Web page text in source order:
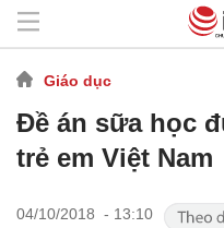
Giáo dục
Đề án sữa học
trẻ em Việt Nam
04/10/2018 - 13:10